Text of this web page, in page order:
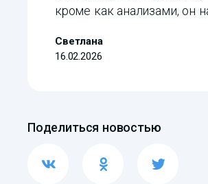
кроме как анализами, он
Светлана
16.02.2026
Поделиться новостью